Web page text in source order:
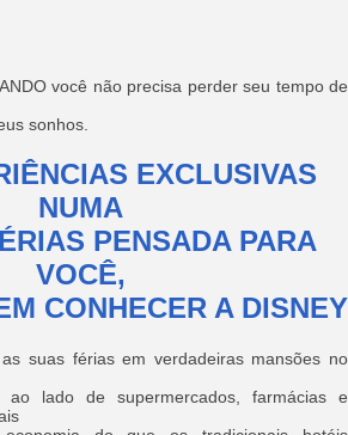
você não precisa perder seu tempo de
sonhos.
EXCLUSIVAS
NUMA
PENSADA PARA
VOCÊ,
CONHECER A DISNEY
suas férias em verdadeiras mansões no
ao lado de supermercados, farmácias e